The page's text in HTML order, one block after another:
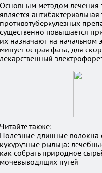
Основным методом лечения
является
противотуберкулёзных
существенно повышается
их назначают на начальном
минует острая фаза, для
лекарственный
Читайте также:
Полезные длинные волокна
кукурузные рыльца:
как собрать природное
мочевыводящих путей